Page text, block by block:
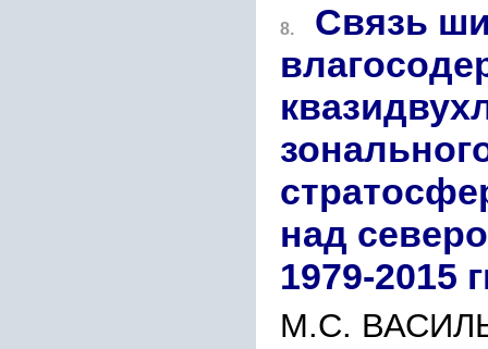
8.
Связь
над
1979-2015
М.С.